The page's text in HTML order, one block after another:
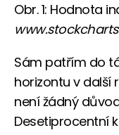
Obr. 1: Hodnota
Sám patřím do
horizontu v další
není žádný
Desetiprocentní